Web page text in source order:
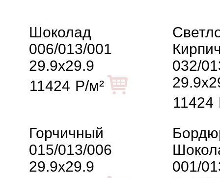
Шоколад
006/013/001
29.9x29.9
11424 Р/м²
032/
11424
Горчичный
015/013/006
29.9x29.9
001/